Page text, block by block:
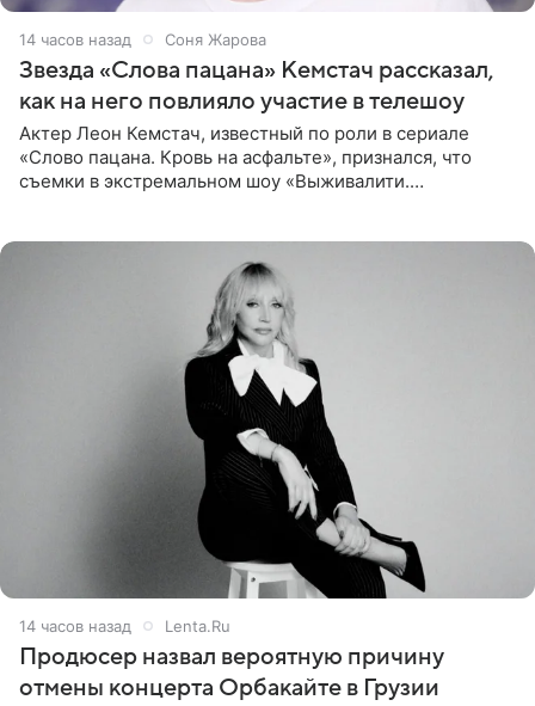
14 часов назад Соня Жарова
Звезда «Слова пацана» Кемстач рассказал,
как на него повлияло участие в телешоу
Актер Леон Кемстач, известный по роли в сериале
«Слово пацана. Кровь на асфальте», признался, что
съемки в экстремальном шоу «Выживалити.
14 часов назад Lenta.Ru
Продюсер назвал вероятную причину
отмены концерта Орбакайте в Грузии